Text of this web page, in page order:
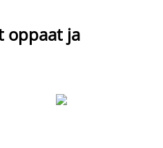
oppaat ja